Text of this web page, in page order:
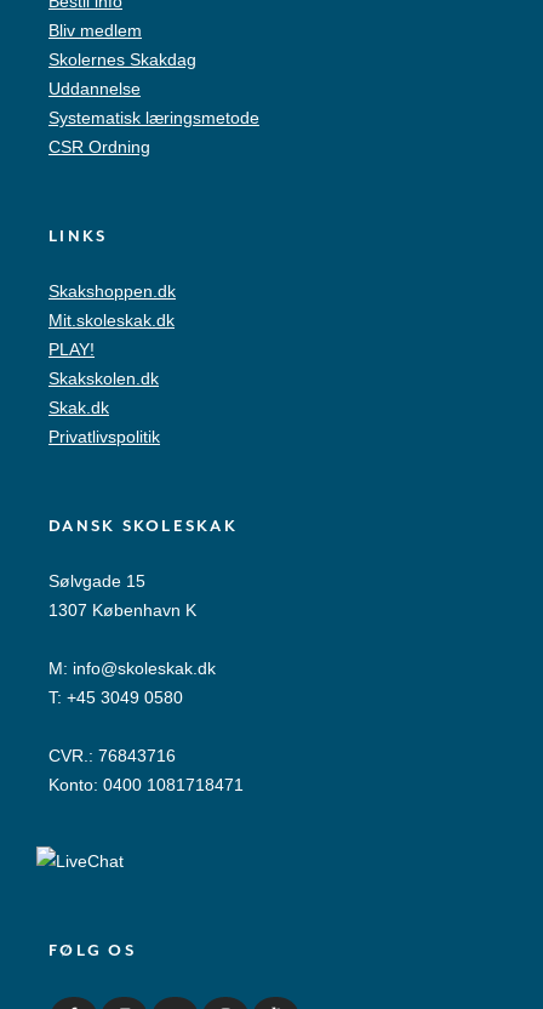
Bliv medlem
Skolernes Skakdag
Uddannelse
Systematisk læringsmetode
CSR Ordning
LINKS
Skakshoppen.dk
Mit.skoleskak.dk
PLAY!
Skakskolen.dk
Skak.dk
Privatlivspolitik
DANSK SKOLESKAK
Sølvgade 15
1307 København K
M: info@skoleskak.dk
T: +45 3049 0580
CVR.: 76843716
Konto: 0400 1081718471
FØLG OS